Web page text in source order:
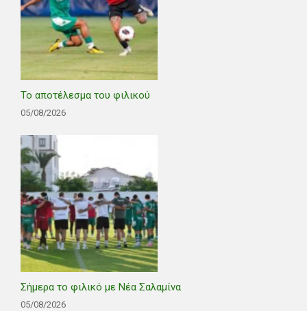
Το αποτέλεσμα του φιλικού
05/08/2026
Σήμερα το φιλικό με Νέα Σαλαμίνα
05/08/2026